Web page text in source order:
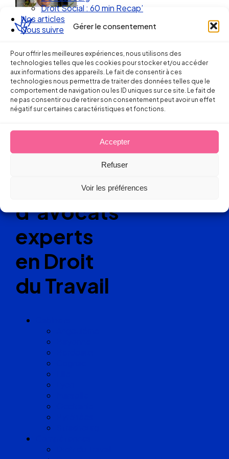
Gérer le consentement
Pour offrir les meilleures expériences, nous utilisons des
technologies telles que les cookies pour stocker et/ou accéder
aux informations des appareils. Le fait de consentir à ces
technologies nous permettra de traiter des données telles que le
comportement de navigation ou les ID uniques sur ce site. Le fait de
ne pas consentir ou de retirer son consentement peut avoir un effet
négatif sur certaines caractéristiques et fonctions.
Accepter
Refuser
Voir les préférences
Droit Social : 60 min Recap’
Nos articles
Nous suivre
Ellipse Avocats
Réseau
de cabinets
d’avocats
experts
en Droit
du Travail